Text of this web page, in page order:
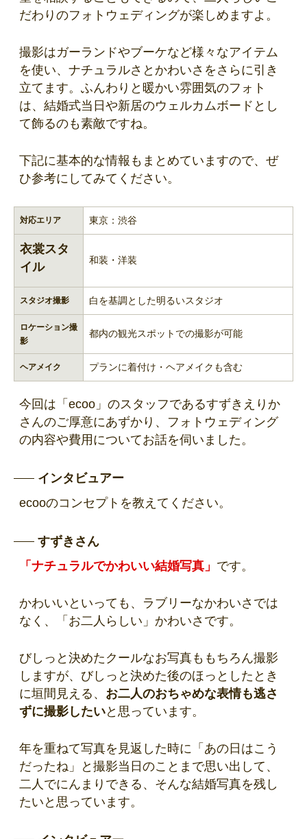
だわりのフォトウェディングが楽しめますよ。
撮影はガーランドやブーケなど様々なアイテム
を使い、ナチュラルさとかわいさをさらに引き
立てます。ふんわりと暖かい雰囲気のフォト
は、結婚式当日や新居のウェルカムボードとし
て飾るのも素敵ですね。
下記に基本的な情報もまとめていますので、ぜ
ひ参考にしてみてください。
対応エリア 東京：渋谷
衣裳スタ
イル
和装・洋装
スタジオ撮影 白を基調とした明るいスタジオ
ロケーション撮
影
都内の観光スポットでの撮影が可能
ヘアメイク プランに着付け・ヘアメイクも含む
今回は「ecoo」のスタッフであるすずきえりか
さんのご厚意にあずかり、フォトウェディング
の内容や費用についてお話を伺いました。
インタビュアー
ecooのコンセプトを教えてください。
すずきさん
「ナチュラルでかわいい結婚写真」 です。
かわいいといっても、ラブリーなかわいさでは
なく、「お二人らしい」かわいさです。
びしっと決めたクールなお写真ももちろん撮影
しますが、びしっと決めた後のほっとしたとき
に垣間見える、 お二人のおちゃめな表情も逃さ
ずに撮影したいと思っています。
年を重ねて写真を見返した時に「あの日はこう
だったね」と撮影当日のことまで思い出して、
二人でにんまりできる、そんな結婚写真を残し
たいと思っています。